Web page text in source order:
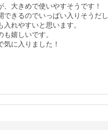
、大きめで使いやすそうです！
できるのでいっぱい入りそうだし
入れやすいと思います。
嬉しいです。
気に入りました！